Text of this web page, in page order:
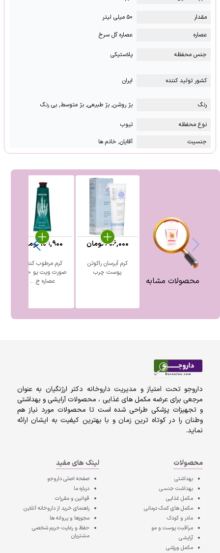
مقدار
۵۰ میلی لیتر
عصاره
عصاره گل سرخ
جنس محفظه پلاستیکی
کشور تولید کننده ایران
رنگ بژ روشن, بژ طبیعی, بژ متوسط, بی رنگ
نوع محفظه
تیوب
جنسیت
آقایان, خانم ها
محصولات مشابه
کرم آبرسان راکوتن
پوست چرب
606,000تومان
کرم مرطوب کننده
صورت ویت یو حاوی
عصاره ج ...
109,900تومان
داروجو تحت امتیاز و مدیریت داروخانه دکتر ارژنگیان به عنوان
مرجعی برای عرضه مکمل های غذایی ، محصولات آرایشی و بهداشتی
و تجهیزات پزشکی طراحی شده است تا محصولات مورد نیاز هم
وطنان را در کوتاه ترین زمان و با بهترین کیفیت به ایشان ارائه
نماید.
محصولات
بهداشتی
بهداشت جنسی
مکمل غذایی
مکمل های کمک درمانی
مادر و کودک
مراقبت پوست و مو
آرایشی
مکمل ورزشی
لینک های مفید
صفحه اصلیداروجو
درباره ما
قوانین و مقررات
راهنمای خرید از داروخانه آنلاین
مجوزها و پروانه ها
حفظ و رعایت حریم شخصی
مشتریان